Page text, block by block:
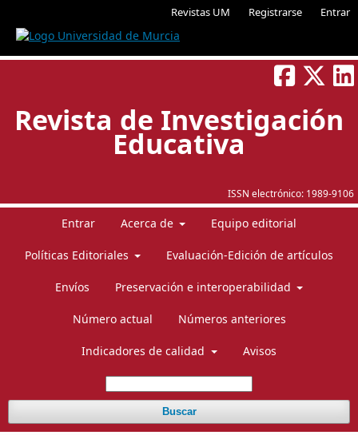
Revistas UM Registrarse Entrar
ISSN electrónico: 1989-9106
Revista de Investigación
Educativa
Entrar Acerca de Equipo editorial
Políticas Editoriales Evaluación-Edición de artículos
Envíos Preservación e interoperabilidad
Número actual Números anteriores
Indicadores de calidad Avisos
Buscar